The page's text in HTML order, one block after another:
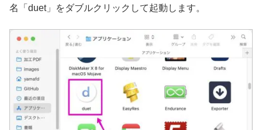
名「duet」をダブルクリックして起動します。